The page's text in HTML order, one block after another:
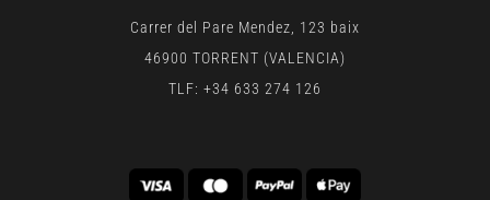
Carrer del Pare Mendez, 123 baix
46900 TORRENT (VALENCIA)
TLF: +34 633 274 126